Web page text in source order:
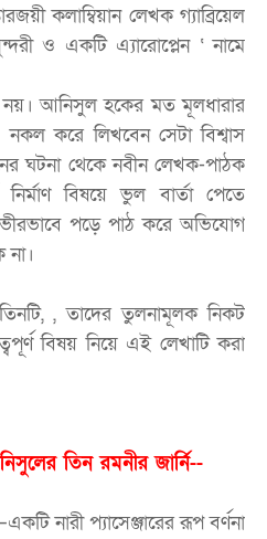
কলাম্বিয়ান লেখক গ্যাব্রিয়েল
সুন্দরী ও একটি এ্যারোপ্লেন ‘ নামে
নয়। আনিসুল হকের মত মূলধারার
করে লিখবেন সেটা বিশ্বাস
ঘটনা থেকে নবীন লেখক-পাঠক
নির্মাণ বিষয়ে ভুল বার্তা পেতে
পড়ে পাঠ করে অভিযোগ
না।
, তাদের তুলনামূলক নিকট
বিষয় নিয়ে এই লেখাটি করা
তিন রমনীর জার্নি--
নারী প্যাসেঞ্জারের রূপ বর্ণনা